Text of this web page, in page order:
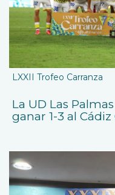
LXXII Trofeo Carranza
La UD Las
ganar 1-3 al Cádiz